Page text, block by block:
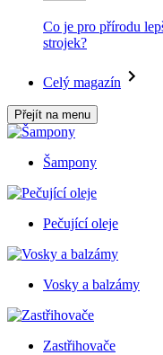
Co je pro přírodu
strojek?
Celý magazín
Přejít na menu
Šampony
Pečující oleje
Vosky a balzámy
Zastřihovače